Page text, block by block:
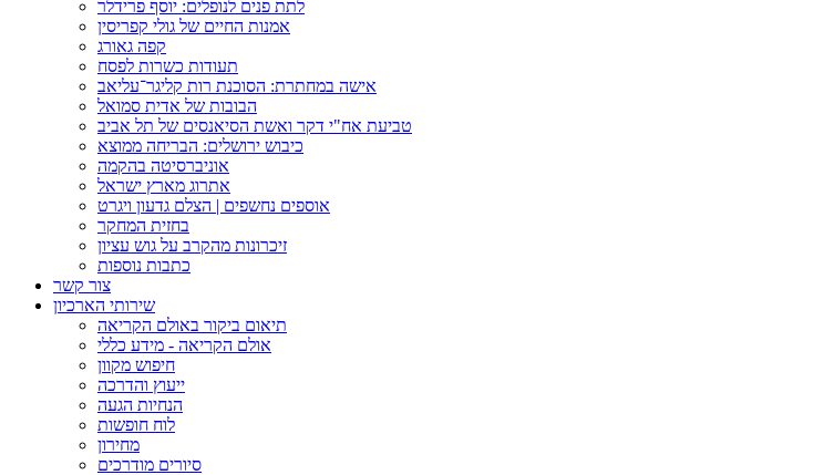
לתת פנים לנופלים: יוסף פרידלר
אמנות החיים של גולי קפריסין
קפה גאורג
תעודות כשרות לפסח
אישה במחתרת: הסוכנת רות קליגר־עליאב
הבובות של אדית סמואל
טביעת אח"י דקר ואשת הסיאנסים של תל אביב
כיבוש ירושלים: הבריחה ממוצא
אוניברסיטה בהקמה
אתרוג מארץ ישראל
אוספים נחשפים | הצלם גדעון ויגרט
בחזית המחקר
זיכרונות מהקרב על גוש עציון
כתבות נוספות
צור קשר
שירותי הארכיון
תיאום ביקור באולם הקריאה
אולם הקריאה - מידע כללי
חיפוש מקוון
ייעוץ והדרכה
הנחיות הגעה
לוח חופשות
מחירון
סיורים מודרכים